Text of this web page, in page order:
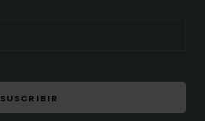
SUSCRIBIR